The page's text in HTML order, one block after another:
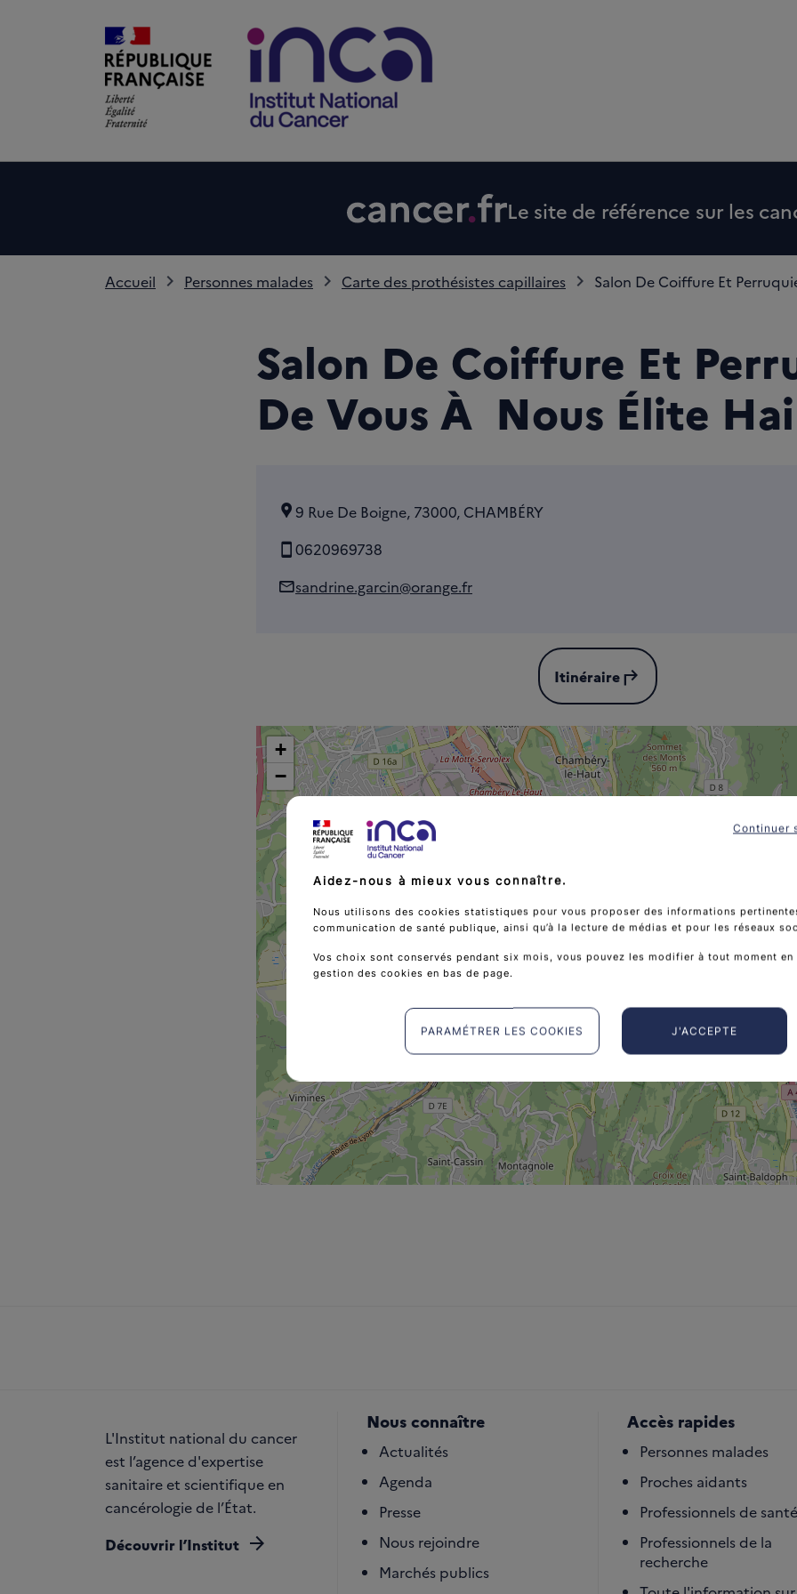
Le site de référence sur les
Accueil Personnes malades Carte des prothésistes capillaires Salon De Coiffure Et
Salon De Coiffure Et
De Vous À Nous Élite
9 Rue De Boigne, 73000, CHAMBÉRY
0620969738
sandrine.garcin@orange.fr
Itinérairesubdirectory_arrow_left
Salon De Coiffure
+
−
L'Institut national du cancer
est l’agence d'expertise
sanitaire et scientifique en
cancérologie de l’État.
Découvrir l’Institut arrow_forward
Nous connaître
Actualités
Agenda
Presse
Nous rejoindre
Marchés publics
Accès rapides
Personnes malades
Proches aidants
Professionnels de santé
Professionnels de la
recherche
Aidez-nous à mieux vous connaître.
Nous utilisons des cookies statistiques pour vous proposer des informations
communication de santé publique, ainsi qu’à la lecture de médias et pour les réseaux
Vos choix sont conservés pendant six mois, vous pouvez les modifier à tout moment
gestion des cookies en bas de page.
J'ACCEPTE
PARAMÉTRER LES COOKIES
Continuer